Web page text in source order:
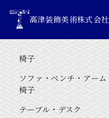
高津装飾美術株式会社
椅子
ソファ・ベンチ・アーム
椅子
テーブル・デスク